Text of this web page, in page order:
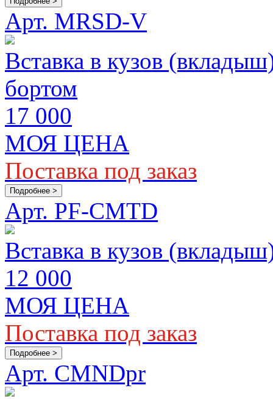
Арт. MRSD-V
Вставка в кузов
бортом
17 000
МОЯ ЦЕНА
Поставка под заказ
Подробнее >
Арт. PF-CMTD
Вставка в кузов
12 000
МОЯ ЦЕНА
Поставка под заказ
Подробнее >
Арт. CMNDpr